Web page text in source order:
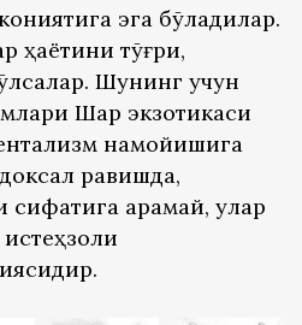
эга бўладилар.
ҳаётини тўғри,
Шунинг учун
Шарқ экзотикаси
намойишига
равишда,
қарамай, улар